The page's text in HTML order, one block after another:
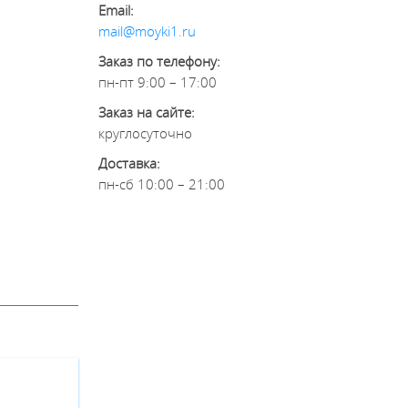
Email:
mail@moyki1.ru
Заказ по телефону:
пн-пт 9:00 – 17:00
Заказ на сайте:
круглосуточно
Доставка:
пн-сб 10:00 – 21:00